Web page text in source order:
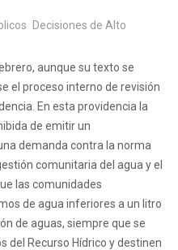
Decisiones de Alto
aunque su texto se
el proceso interno de revisión
En esta providencia la
de emitir un
demanda contra la norma
comunitaria del agua y el
las comunidades
de agua inferiores a un litro
de aguas, siempre que se
del Recurso Hídrico y destinen